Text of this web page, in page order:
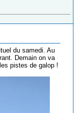
du samedi. Au
Demain on va
pistes de galop !